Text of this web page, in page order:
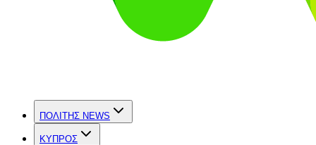
ΠΟΛΙΤΗΣ NEWS
ΚΥΠΡΟΣ